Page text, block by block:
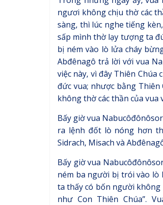
ngươi không chịu thờ các
sàng, thì lúc nghe tiếng
sấp mình thờ lạy tượng ta
bị ném vào lò lửa cháy
Abđênagô trả lời với vua
việc này, vì đây Thiên
đức vua; nhược bằng
không thờ các thần của vua
Bấy giờ vua
ra lệnh đốt lò nóng hơn
Sidrach, Misach và
Bấy giờ vua
ném ba người bị trói vào lò
ta thấy có bốn người
như Con Thiên Chúa”.